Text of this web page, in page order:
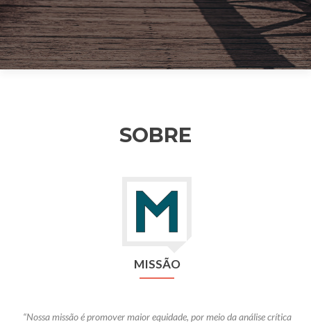
SOBRE
MISSÃO
“Nossa missão é promover maior equidade, por meio da análise crítica